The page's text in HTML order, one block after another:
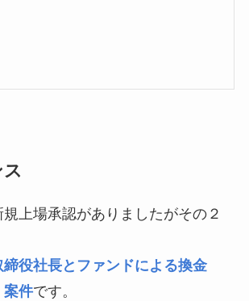
上場承認がありましたがその２
締役社長とファンドによる換金
案件です。